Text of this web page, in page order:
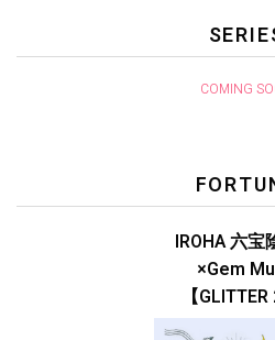
COMING
IROHA 六宝
×Gem
【
SUMMER